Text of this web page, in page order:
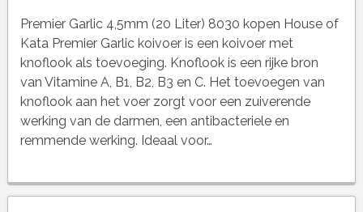
Premier Garlic 4,5mm (20 Liter) 8030 kopen House of
Kata Premier Garlic koivoer is een koivoer met
knoflook als toevoeging. Knoflook is een rijke bron
van Vitamine A, B1, B2, B3 en C. Het toevoegen van
knoflook aan het voer zorgt voor een zuiverende
werking van de darmen, een antibacteriele en
remmende werking. Ideaal voor…